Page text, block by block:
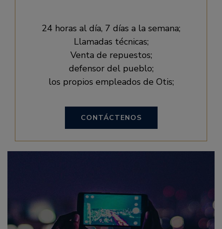
24 horas al día, 7 días a la semana;
Llamadas técnicas;
Venta de repuestos;
defensor del pueblo;
los propios empleados de Otis;
CONTÁCTENOS